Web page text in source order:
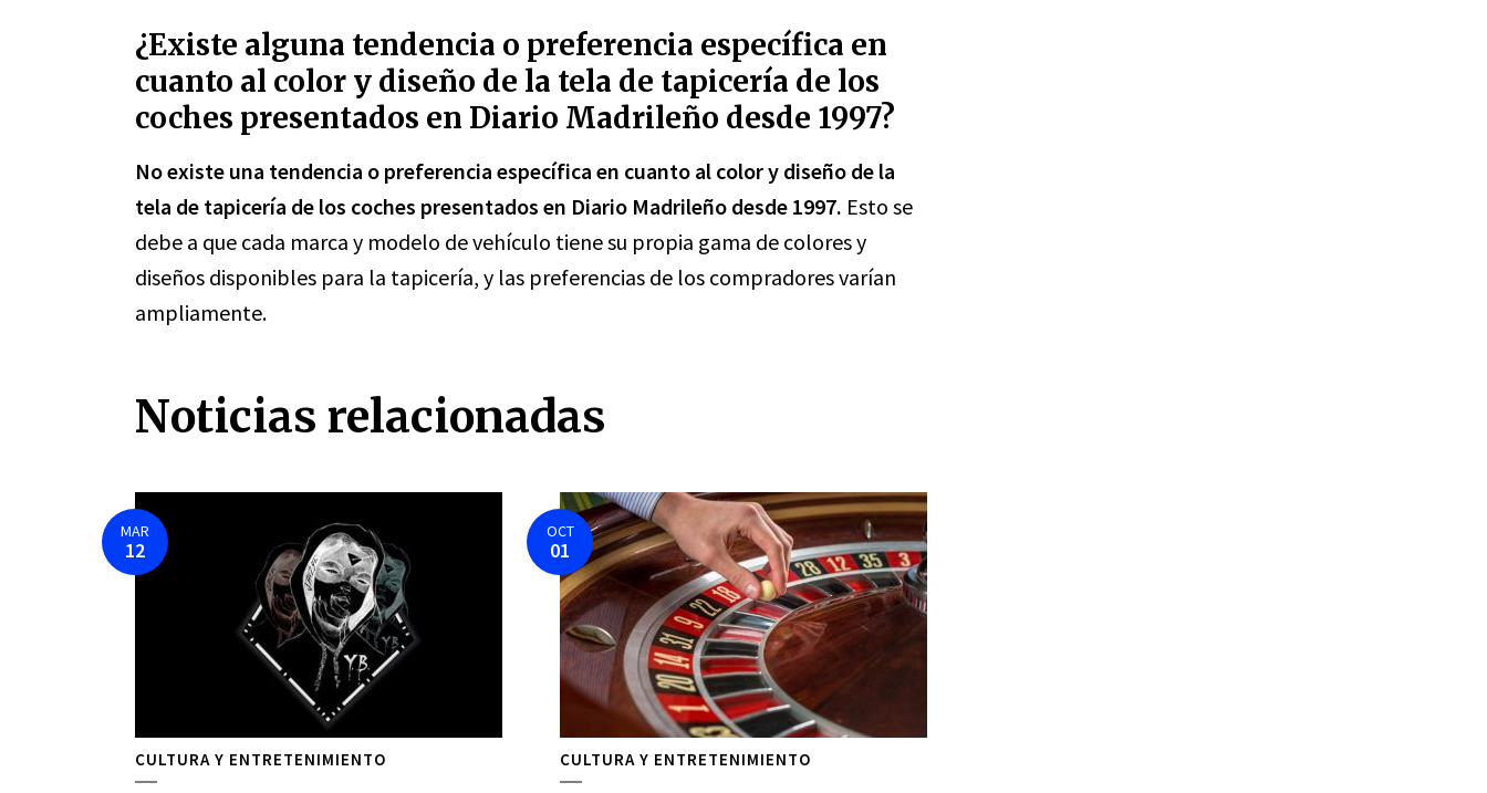
¿Existe alguna tendencia o preferencia específica en
cuanto al color y diseño de la tela de tapicería de los
coches presentados en Diario Madrileño desde 1997?
No existe una tendencia o preferencia específica en cuanto al color y diseño de la
tela de tapicería de los coches presentados en Diario Madrileño desde 1997. Esto se
debe a que cada marca y modelo de vehículo tiene su propia gama de colores y
diseños disponibles para la tapicería, y las preferencias de los compradores varían
ampliamente.
Noticias relacionadas
MAR
12
CULTURA Y ENTRETENIMIENTO
OCT
01
CULTURA Y ENTRETENIMIENTO